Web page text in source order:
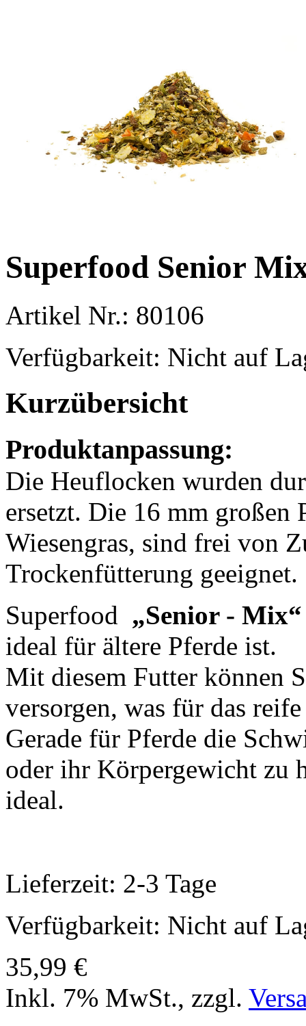
Superfood Senior
Artikel Nr.: 80106
Verfügbarkeit: Nicht auf
Kurzübersicht
Produktanpassung:
Die Heuflocken wurden
ersetzt. Die 16 mm großen
Wiesengras, sind frei von
Trockenfütterung geeignet.
Superfood „Senior -
ideal für ältere Pferde ist.
Mit diesem Futter können
versorgen, was für das
Gerade für Pferde die
oder ihr Körpergewicht zu
ideal.
Lieferzeit: 2-3 Tage
Verfügbarkeit: Nicht auf
35,99 €
Inkl. 7% MwSt., zzgl.